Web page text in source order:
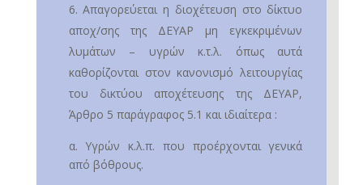
Απαγορεύεται η διοχέτευση στο δίκτυο
αποχ/σης της ΔΕΥΑΡ μη εγκεκριμένων
λυμάτων – υγρών κ.τ.λ. όπως αυτά
καθορίζονται στον κανονισμό λειτουργίας
του δικτύου αποχέτευσης της ΔΕΥΑΡ,
Άρθρο 5 παράγραφος 5.1 και ιδιαίτερα :
α. Υγρών κ.λ.π. που προέρχονται γενικά
από βόθρους.